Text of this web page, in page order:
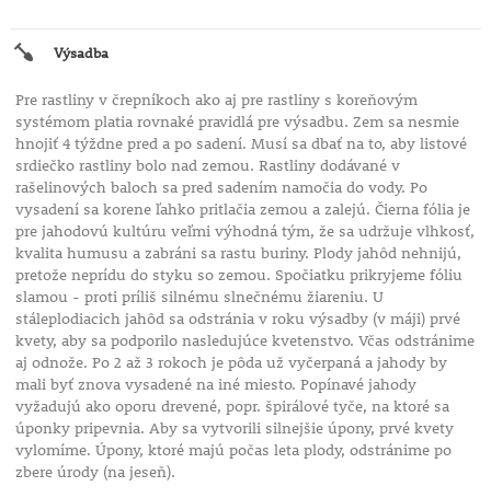
Výsadba
Pre rastliny v črepníkoch ako aj pre rastliny s koreňovým
systémom platia rovnaké pravidlá pre výsadbu. Zem sa nesmie
hnojiť 4 týždne pred a po sadení. Musí sa dbať na to, aby listové
srdiečko rastliny bolo nad zemou. Rastliny dodávané v
rašelinových baloch sa pred sadením namočia do vody. Po
vysadení sa korene ľahko pritlačia zemou a zalejú. Čierna fólia je
pre jahodovú kultúru veľmi výhodná tým, že sa udržuje vlhkosť,
kvalita humusu a zabráni sa rastu buriny. Plody jahôd nehnijú,
pretože neprídu do styku so zemou. Spočiatku prikryjeme fóliu
slamou - proti príliš silnému slnečnému žiareniu. U
stáleplodiacich jahôd sa odstránia v roku výsadby (v máji) prvé
kvety, aby sa podporilo nasledujúce kvetenstvo. Včas odstránime
aj odnože. Po 2 až 3 rokoch je pôda už vyčerpaná a jahody by
mali byť znova vysadené na iné miesto. Popínavé jahody
vyžadujú ako oporu drevené, popr. špirálové tyče, na ktoré sa
úponky pripevnia. Aby sa vytvorili silnejšie úpony, prvé kvety
vylomíme. Úpony, ktoré majú počas leta plody, odstránime po
zbere úrody (na jeseň).